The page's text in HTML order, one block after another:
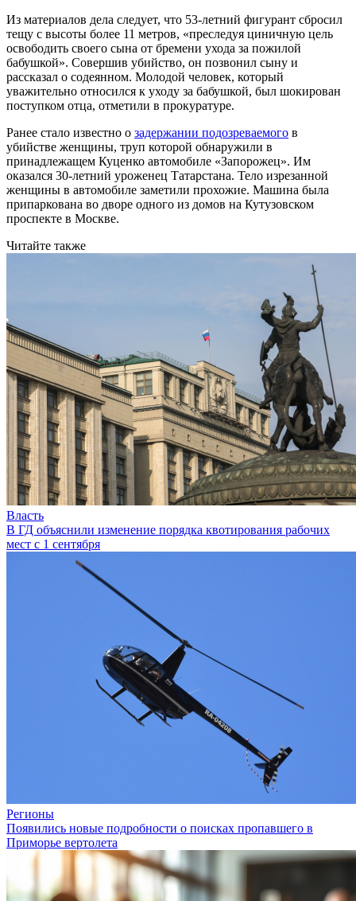
Из материалов дела следует, что 53-летний фигурант сбросил
тещу с высоты более 11 метров, «преследуя циничную цель
освободить своего сына от бремени ухода за пожилой
бабушкой». Совершив убийство, он позвонил сыну и
рассказал о содеянном. Молодой человек, который
уважительно относился к уходу за бабушкой, был шокирован
поступком отца, отметили в прокуратуре.
Ранее стало известно о задержании подозреваемого в
убийстве женщины, труп которой обнаружили в
принадлежащем Куценко автомобиле «Запорожец». Им
оказался 30-летний уроженец Татарстана. Тело изрезанной
женщины в автомобиле заметили прохожие. Машина была
припаркована во дворе одного из домов на Кутузовском
проспекте в Москве.
Читайте также
Власть
В ГД объяснили изменение порядка квотирования рабочих
мест с 1 сентября
Регионы
Появились новые подробности о поисках пропавшего в
Приморье вертолета